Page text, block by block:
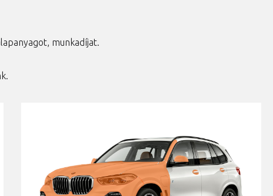
munkadíjat.